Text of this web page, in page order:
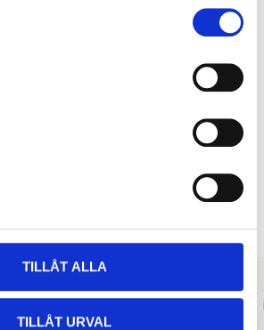
TILLÅT ALLA
TILLÅT URVAL
store within 2 hours! For more information
also bought